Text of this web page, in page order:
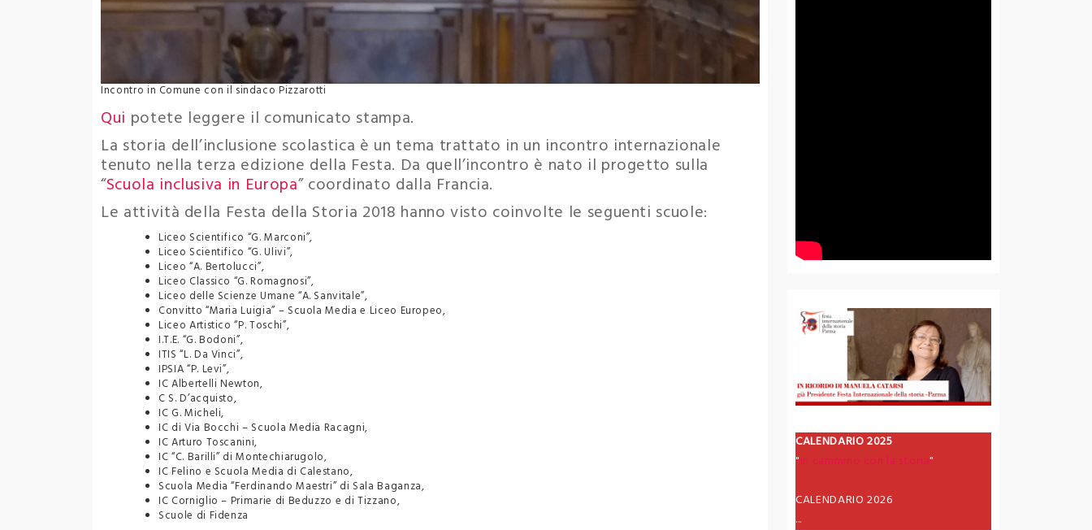
Incontro in Comune con il sindaco Pizzarotti
Qui potete leggere il comunicato stampa.
La storia dell’inclusione scolastica è un tema trattato in un incontro internazionale
tenuto nella terza edizione della Festa. Da quell’incontro è nato il progetto sulla
“Scuola inclusiva in Europa” coordinato dalla Francia.
Le attività della Festa della Storia 2018 hanno visto coinvolte le seguenti scuole:
Liceo Scientifico “G. Marconi”,
Liceo Scientifico “G. Ulivi”,
Liceo “A. Bertolucci”,
Liceo Classico “G. Romagnosi”,
Liceo delle Scienze Umane “A. Sanvitale”,
Convitto “Maria Luigia” – Scuola Media e Liceo Europeo,
Liceo Artistico “P. Toschi”,
I.T.E. “G. Bodoni”,
ITIS “L. Da Vinci”,
IPSIA “P. Levi”,
IC Albertelli Newton,
C S. D’acquisto,
IC G. Micheli,
IC di Via Bocchi – Scuola Media Racagni,
IC Arturo Toscanini,
IC “C. Barilli” di Montechiarugolo,
IC Felino e Scuola Media di Calestano,
Scuola Media “Ferdinando Maestri” di Sala Baganza,
IC Corniglio – Primarie di Beduzzo e di Tizzano,
Scuole di Fidenza
CALENDARIO 2025
"In cammino con la storia"
CALENDARIO 2026
...